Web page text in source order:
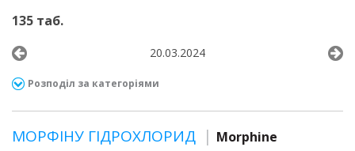
135 таб.
20.03.2024
Розподіл за категоріями
МОРФІНУ ГІДРОХЛОРИД
Morphine